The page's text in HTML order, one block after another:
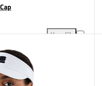
Vergelijk